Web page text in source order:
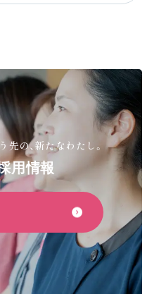
先の、新たなわたし。
用情報